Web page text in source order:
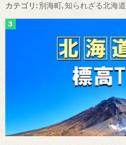
カテゴリ:別海町,知られざる北海道